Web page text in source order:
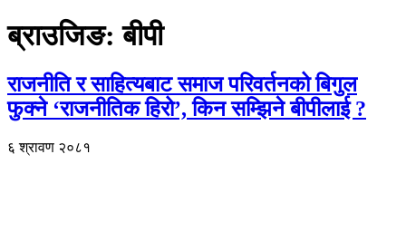
ब्राउजिङ:बीपी
राजनीति र साहित्यबाट समाज परिवर्तनको बिगुल
फुक्ने ‘राजनीतिक हिरो’, किन सम्झिने बीपीलाई ?
६ श्रावण २०८१